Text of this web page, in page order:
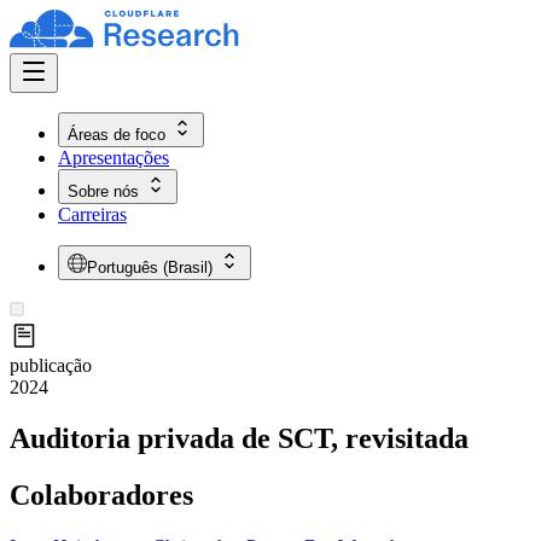
Áreas de foco
Apresentações
Sobre nós
Carreiras
Português (Brasil)
publicação
2024
Auditoria privada de SCT, revisitada
Colaboradores